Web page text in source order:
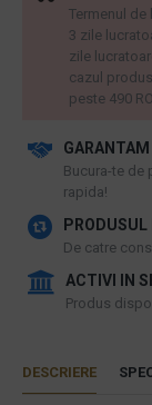
​Bucura-te de
rapida!
De catre
ACTIVI IN
Produs
Termenul
3 zile
zile
cazul
peste 490
DESCRIERE